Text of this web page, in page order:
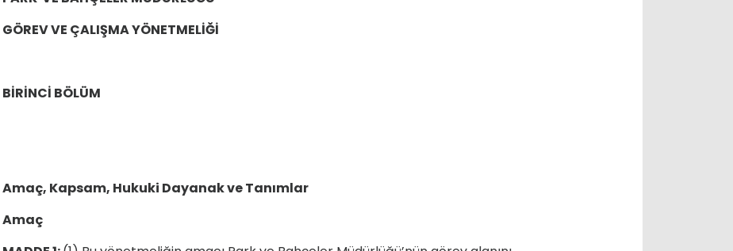
GÖREV VE ÇALIŞMA YÖNETMELİĞİ
BİRİNCİ BÖLÜM
Amaç, Kapsam, Hukuki Dayanak ve Tanımlar
Amaç